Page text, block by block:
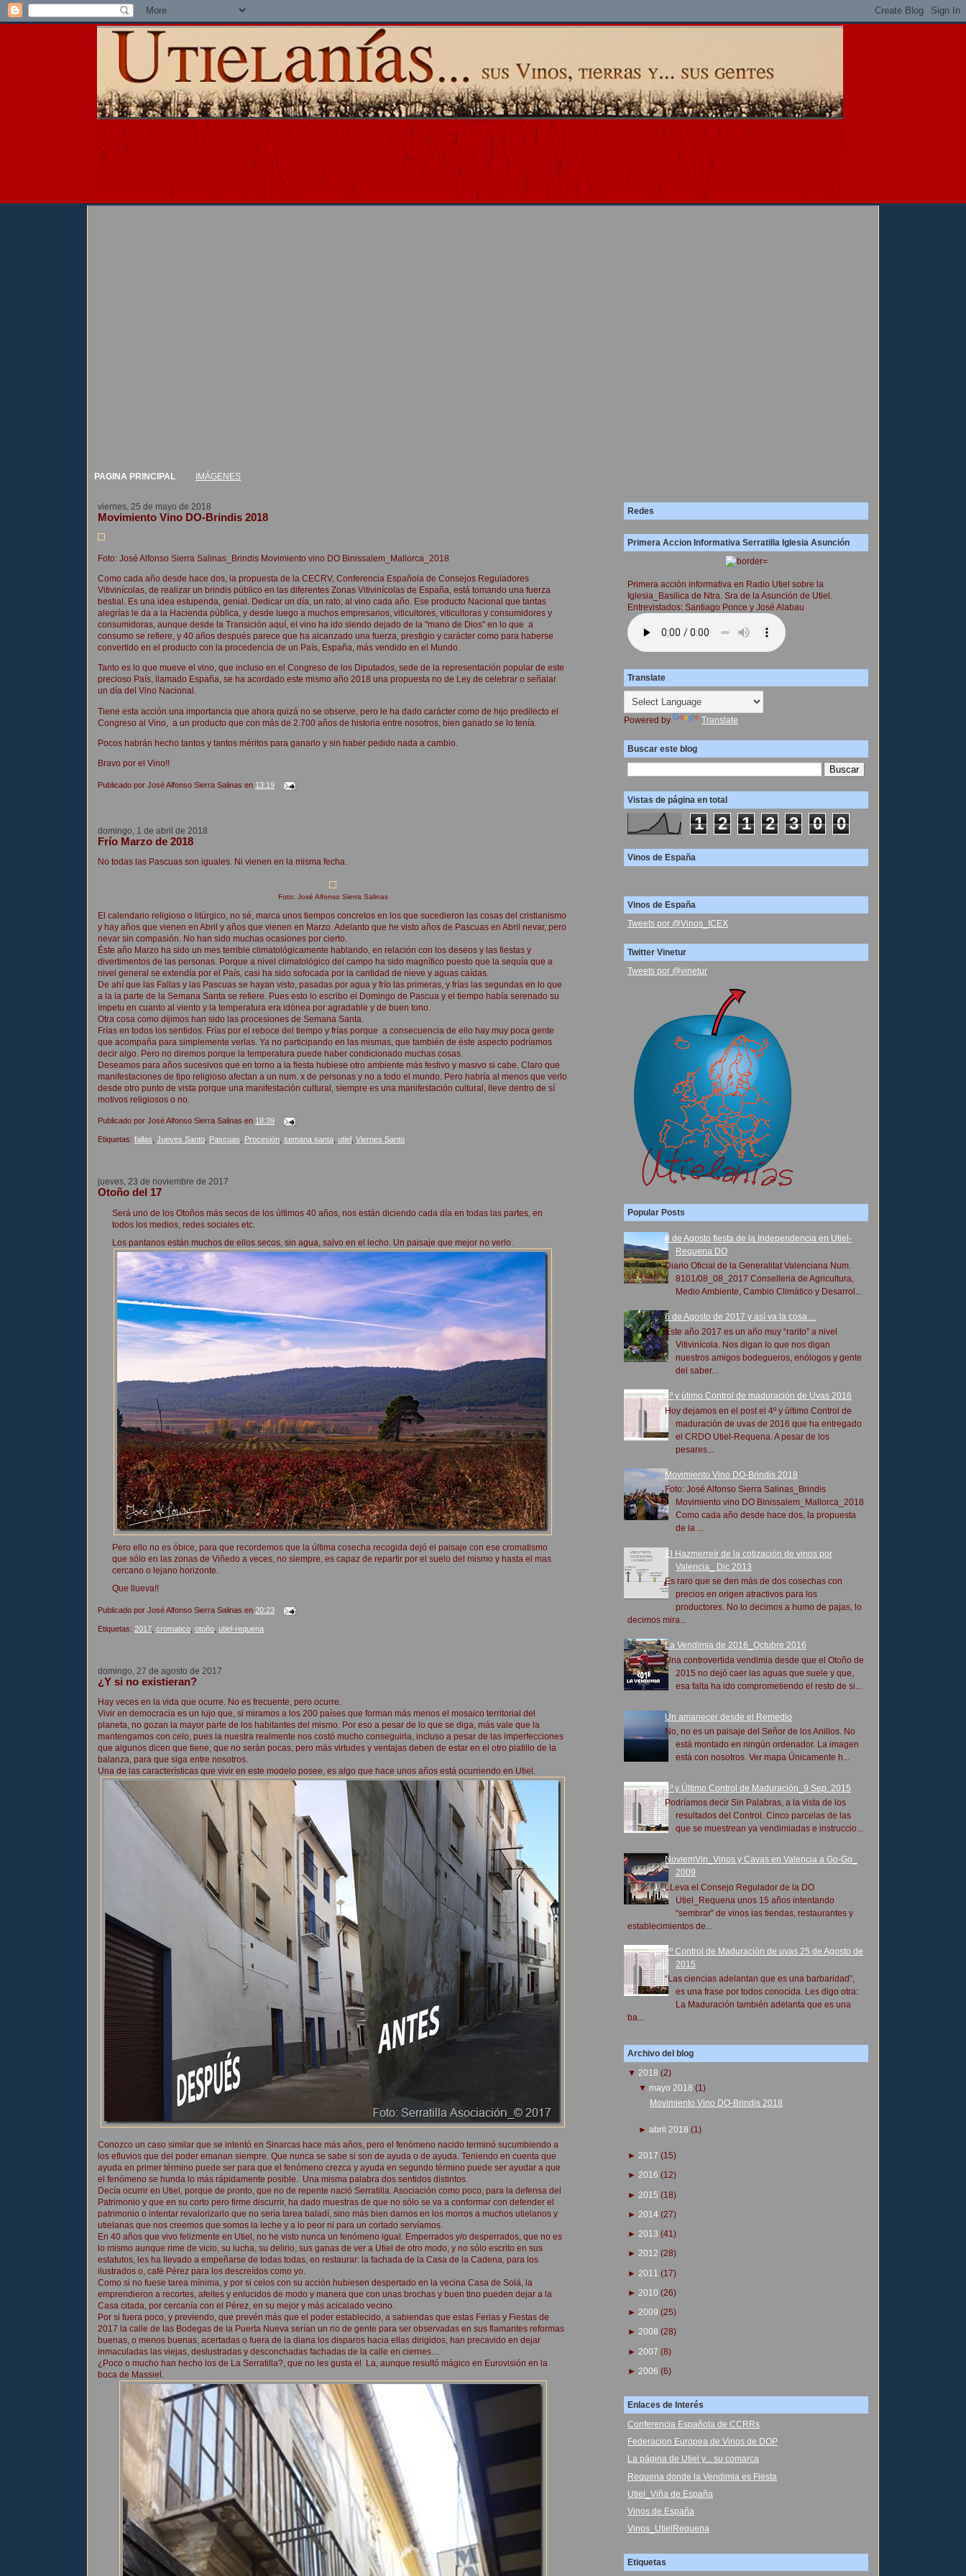
PAGINA PRINCIPAL IMÁGENES
viernes, 25 de mayo de 2018
Movimiento Vino DO-Brindis 2018
Foto: José Alfonso Sierra Salinas_Brindis Movimiento vino DO Binissalem_Mallorca_2018
Como cada año desde hace dos, la propuesta de la CECRV, Conferencia Española de Consejos Reguladores
Vitivinícolas, de realizar un brindis público en las diferentes Zonas Vitivinícolas de España, está tomando una fuerza
bestial. Es una idea estupenda, genial. Dedicar un día, un rato, al vino cada año. Ese producto Nacional que tantas
alegrías le da a la Hacienda pública, y desde luego a muchos empresarios, viticultores, viticultoras y consumidores y
consumidoras, aunque desde la Transición aquí, el vino ha ido siendo dejado de la "mano de Dios" en lo que a
consumo se refiere, y 40 años después parece que ha alcanzado una fuerza, prestigio y carácter como para haberse
convertido en el producto con la procedencia de un País, España, más vendido en el Mundo.
Tanto es lo que mueve el vino, que incluso en el Congreso de los Diputados, sede de la representación popular de este
precioso País, llamado España, se ha acordado este mismo año 2018 una propuesta no de Ley de celebrar o señalar
un día del Vino Nacional.
Tiene esta acción una importancia que ahora quizá no se observe, pero le ha dado carácter como de hijo predilecto el
Congreso al Vino, a un producto que con más de 2.700 años de historia entre nosotros, bien ganado se lo tenía.
Pocos habrán hecho tantos y tantos méritos para ganarlo y sin haber pedido nada a cambio.
Bravo por el Vino!!
Publicado por José Alfonso Sierra Salinas en 13:19
domingo, 1 de abril de 2018
Frío Marzo de 2018
No todas las Pascuas son iguales. Ni vienen en la misma fecha.
Foto: José Alfonso Sierra Salinas
El calendario religioso o litúrgico, no sé, marca unos tiempos concretos en los que sucedieron las cosas del cristianismo
y hay años que vienen en Abril y años que vienen en Marzo. Adelanto que he visto años de Pascuas en Abril nevar, pero
nevar sin compasión. No han sido muchas ocasiones por cierto.
Éste año Marzo ha sido un mes terrible climatológicamente hablando, en relación con los deseos y las fiestas y
divertimentos de las personas. Porque a nivel climatológico del campo ha sido magnífico puesto que la sequía que a
nivel general se extendía por el País, casi ha sido sofocada por la cantidad de nieve y aguas caídas.
De ahí que las Fallas y las Pascuas se hayan visto, pasadas por agua y frío las primeras, y frías las segundas en lo que
a la la parte de la Semana Santa se refiere. Pues esto lo escribo el Domingo de Pascua y el tiempo había serenado su
ímpetu en cuanto al viento y la temperatura era idónea por agradable y de buen tono.
Otra cosa como dijimos han sido las procesiones de Semana Santa.
Frías en todos los sentidos. Frías por el reboce del tiempo y frías porque a consecuencia de ello hay muy poca gente
que acompaña para simplemente verlas. Ya no participando en las mismas, que también de éste aspecto podríamos
decir algo. Pero no diremos porque la temperatura puede haber condicionado muchas cosas.
Deseamos para años sucesivos que en torno a la fiesta hubiese otro ambiente más festivo y masivo si cabe. Claro que
manifestaciones de tipo religioso afectan a un num. x de personas y no a todo el mundo. Pero habría al menos que verlo
desde otro punto de vista porque una manifestación cultural, siempre es una manifestación cultural, lleve dentro de sí
motivos religiosos o no.
Publicado por José Alfonso Sierra Salinas en 18:39
Etiquetas: fallas Jueves Santo Pascuas Procesión semana santa utiel Viernes Santo
jueves, 23 de noviembre de 2017
Otoño del 17
Será uno de los Otoños más secos de los últimos 40 años, nos están diciendo cada día en todas las partes, en
todos los medios, redes sociales etc.
Los pantanos están muchos de ellos secos, sin agua, salvo en el lecho. Un paisaje que mejor no verlo.
Pero ello no es óbice, para que recordemos que la última cosecha recogida dejó el paisaje con ese cromatismo
que sólo en las zonas de Viñedo a veces, no siempre, es capaz de repartir por el suelo del mismo y hasta el mas
cercano o lejano horizonte.
Que llueva!!
Publicado por José Alfonso Sierra Salinas en 20:23
Etiquetas: 2017 cromatico otoño utiel-requena
domingo, 27 de agosto de 2017
¿Y si no existieran?
Hay veces en la vida que ocurre. No es frecuente, pero ocurre.
Vivir en democracia es un lujo que, si miramos a los 200 países que forman más menos el mosaico territorial del
planeta, no gozan la mayor parte de los habitantes del mismo. Por eso a pesar de lo que se diga, más vale que la
mantengamos con celo, pues la nuestra realmente nos costó mucho conseguirla, incluso a pesar de las imperfecciones
que algunos dicen que tiene, que no serán pocas, pero más virtudes y ventajas deben de estar en el otro platillo de la
balanza, para que siga entre nosotros.
Una de las características que vivir en este modelo posee, es algo que hace unos años está ocurriendo en Utiel.
Conozco un caso similar que se intentó en Sinarcas hace más años, pero el fenómeno nacido terminó sucumbiendo a
los efluvios que del poder emanan siempre. Que nunca se sabe si son de ayuda o de ayuda. Teniendo en cuenta que
ayuda en primer término puede ser para que el fenómeno crezca y ayuda en segundo término puede ser ayudar a que
el fenómeno se hunda lo más rápidamente posible. Una misma palabra dos sentidos distintos.
Decía ocurrir en Utiel, porque de pronto, que no de repente nació Serratilla. Asociación como poco, para la defensa del
Patrimonio y que en su corto pero firme discurrir, ha dado muestras de que no sólo se va a conformar con defender el
patrimonio o intentar revalorizarlo que no sería tarea baladí, sino más bien darnos en los morros a muchos utielanos y
utielanas que nos creemos que somos la leche y a lo peor ni para un cortado servíamos.
En 40 años que vivo felizmente en Utiel, no he visto nunca un fenómeno igual. Emperrados y/o desperrados, que no es
lo mismo aunque rime de vicio, su lucha, su delirio, sus ganas de ver a Utiel de otro modo, y no sólo escrito en sus
estatutos, les ha llevado a empeñarse de todas todas, en restaurar: la fachada de la Casa de la Cadena, para los
ilustrados o, café Pérez para los descreídos como yo.
Como si no fuese tarea mínima, y por si celos con su acción hubiesen despertado en la vecina Casa de Solá, la
emprendieron a recortes, afeites y enlucidos de modo y manera que con unas brochas y buen tino pueden dejar a la
Casa citada, por cercanía con el Pérez, en su mejor y más acicalado vecino.
Por si fuera poco, y previendo, que prevén más que el poder establecido, a sabiendas que estas Ferias y Fiestas de
2017 la calle de las Bodegas de la Puerta Nueva serían un rio de gente para ser observadas en sus flamantes reformas
buenas, o menos buenas, acertadas o fuera de la diana los disparos hacia ellas dirigidos, han precavido en dejar
inmaculadas las viejas, deslustradas y desconchadas fachadas de la calle en ciernes…
¿Poco o mucho han hecho los de La Serratilla?, que no les gusta el La, aunque resultó mágico en Eurovisión en la
boca de Massiel.
Redes
Primera Accion Informativa Serratilla Iglesia Asunción
Primera acción informativa en Radio Utiel sobre la
Iglesia_Basilica de Ntra. Sra de la Asunción de Utiel.
Entrevistados: Santiago Ponce y José Alabau
Translate
Powered by Translate
Buscar este blog
Vistas de página en total
1 2 1 2 3 0 0
Vinos de España
Vinos de España
Tweets por @Vinos_ICEX
Twitter Vinetur
Tweets por @vinetur
Popular Posts
8 de Agosto fiesta de la Independencia en Utiel-
Requena DO
Diario Oficial de la Generalitat Valenciana Num.
8101/08_08_2017 Conselleria de Agricultura,
Medio Ambiente, Cambio Climático y Desarrol...
6 de Agosto de 2017 y así va la cosa…
Este año 2017 es un año muy “rarito” a nivel
Vitivinícola. Nos digan lo que nos digan
nuestros amigos bodegueros, enólogos y gente
del saber...
4º y útimo Control de maduración de Uvas 2016
Hoy dejamos en el post el 4º y último Control de
maduración de uvas de 2016 que ha entregado
el CRDO Utiel-Requena. A pesar de los
pesares...
Movimiento Vino DO-Brindis 2018
Foto: José Alfonso Sierra Salinas_Brindis
Movimiento vino DO Binissalem_Mallorca_2018
Como cada año desde hace dos, la propuesta
de la ...
El Hazmerreír de la cotización de vinos por
Valencia_ Dic 2013
Es raro que se den más de dos cosechas con
precios en origen atractivos para los
productores. No lo decimos a humo de pajas, lo
decimos mira...
La Vendimia de 2016_Octubre 2016
Una controvertida vendimia desde que el Otoño de
2015 no dejó caer las aguas que suele y que,
esa falta ha ido comprometiendo el resto de si...
Un amanecer desde el Remedio
No, no es un paisaje del Señor de los Anillos. No
está montado en ningún ordenador. La imagen
está con nosotros. Ver mapa Únicamente h...
4º y Último Control de Maduración_9 Sep. 2015
Podríamos decir Sin Palabras, a la vista de los
resultados del Control. Cinco parcelas de las
que se muestrean ya vendimiadas e instruccio...
NoviemVin_Vinos y Cavas en Valencia a Go-Go_
2009
LLeva el Consejo Regulador de la DO
Utiel_Requena unos 15 años intentando
“sembrar” de vinos las tiendas, restaurantes y
establecimientos de...
2º Control de Maduración de uvas 25 de Agosto de
2015
“Las ciencias adelantan que es una barbaridad”,
es una frase por todos conocida. Les digo otra:
La Maduración también adelanta que es una
ba...
Archivo del blog
▼ 2018 (2)
▼ mayo 2018 (1)
Movimiento Vino DO-Brindis 2018
► abril 2018 (1)
► 2017 (15)
► 2016 (12)
► 2015 (18)
► 2014 (27)
► 2013 (41)
► 2012 (28)
► 2011 (17)
► 2010 (26)
► 2009 (25)
► 2008 (28)
► 2007 (8)
► 2006 (6)
Enlaces de Interés
Conferencia Española de CCRRs
Federacion Europea de Vinos de DOP
La página de Utiel y... su comarca
Requena donde la Vendimia es Fiesta
Utiel_Viña de España
Vinos de España
Vinos_UtielRequena
Etiquetas